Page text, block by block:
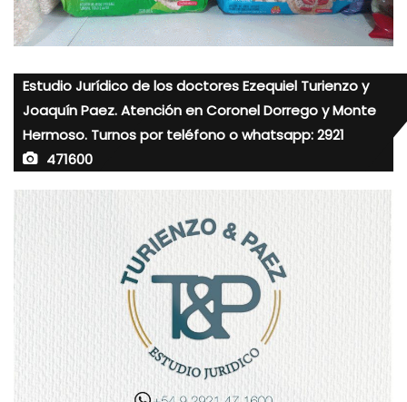
Estudio Jurídico de los doctores Ezequiel Turienzo y
Joaquín Paez. Atención en Coronel Dorrego y Monte
Hermoso. Turnos por teléfono o whatsapp: 2921
471600